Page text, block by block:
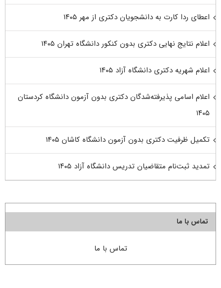
اعطای ردا کارت به دانشجویان دکتری از مهر ۱۴۰۵
اعلام نتایج نهایی دکتری بدون کنکور دانشگاه تهران ۱۴۰۵
اعلام شهریه دکتری دانشگاه آزاد ۱۴۰۵
اعلام اسامی پذیرفته‌شدگان دکتری بدون آزمون دانشگاه کردستان
۱۴۰۵
تکمیل ظرفیت دکتری بدون آزمون دانشگاه کاشان ۱۴۰۵
تمدید ثبت‌نام متقاضیان تدریس دانشگاه آزاد ۱۴۰۵
تماس با ما
تماس با ما